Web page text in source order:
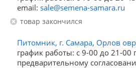
email: sale@semena-samara.ru
Товар закончился
Питомник, г. Самара, Орлов
график работы: с 9-00 до 21-00
предварительному